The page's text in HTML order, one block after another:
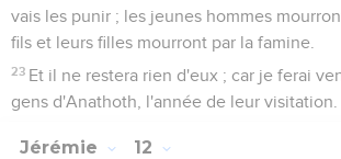
vais les punir ; les jeunes hommes
fils et leurs filles mourront par la famine.
23 Et il ne restera rien d'eux ; car je ferai
gens d'Anathoth, l'année de leur visitation.
Jérémie 12